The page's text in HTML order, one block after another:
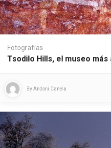
Fotografías
Tsodilo Hills, el museo
ByAndoni Canela